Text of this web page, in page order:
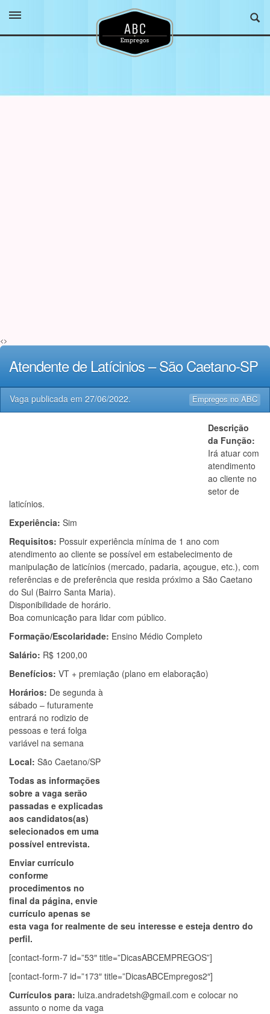
<>
Atendente de Latícinios – São Caetano-SP
Empregos no ABC
Vaga publicada em 27/06/2022.
Descrição
da Função:
Irá atuar com
atendimento
ao cliente no
setor de
laticínios.
Experiência: Sim
Requisitos: Possuir experiência mínima de 1 ano com
atendimento ao cliente se possível em estabelecimento de
manipulação de laticínios (mercado, padaria, açougue, etc.), com
referências e de preferência que resida próximo a São Caetano
do Sul (Bairro Santa Maria).
Disponibilidade de horário.
Boa comunicação para lidar com público.
Formação/Escolaridade: Ensino Médio Completo
Salário: R$ 1200,00
Benefícios: VT + premiação (plano em elaboração)
Horários: De segunda à
sábado – futuramente
entrará no rodizio de
pessoas e terá folga
variável na semana
Local: São Caetano/SP
Todas as informações
sobre a vaga serão
passadas e explicadas
aos candidatos(as)
selecionados em uma
possível entrevista.
Enviar currículo
conforme
procedimentos no
final da página, envie
currículo apenas se
esta vaga for realmente de seu interesse e esteja dentro do
perfil.
[contact-form-7 id=”53″ title=”DicasABCEMPREGOS”]
[contact-form-7 id=”173″ title=”DicasABCEmpregos2″]
Currículos para: luiza.andradetsh@gmail.com e colocar no
assunto o nome da vaga